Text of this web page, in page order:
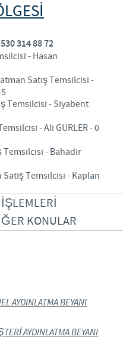
314 88 72
- Hasan
Satış Temsilcisi -
Temsilcisi - Siyabent
- Ali GÜRLER - 0
- Bahadır
Temsilcisi - Kaplan
KONULAR
AYDINLATMA BEYANI
AYDINLATMA BEYANI